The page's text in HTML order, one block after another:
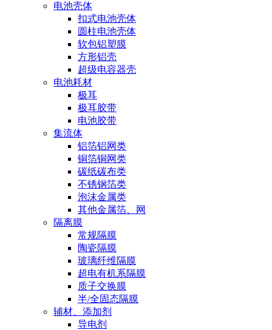
电池壳体
扣式电池壳体
圆柱电池壳体
软包铝塑膜
方形铝壳
超级电容器壳
电池耗材
极耳
极耳胶带
电池胶带
集流体
铝箔铝网类
铜箔铜网类
碳纸碳布类
不锈钢箔类
泡沫金属类
其他金属箔、网
隔离膜
常规隔膜
陶瓷隔膜
玻璃纤维隔膜
超电有机系隔膜
质子交换膜
半/全固态隔膜
辅材、添加剂
导电剂